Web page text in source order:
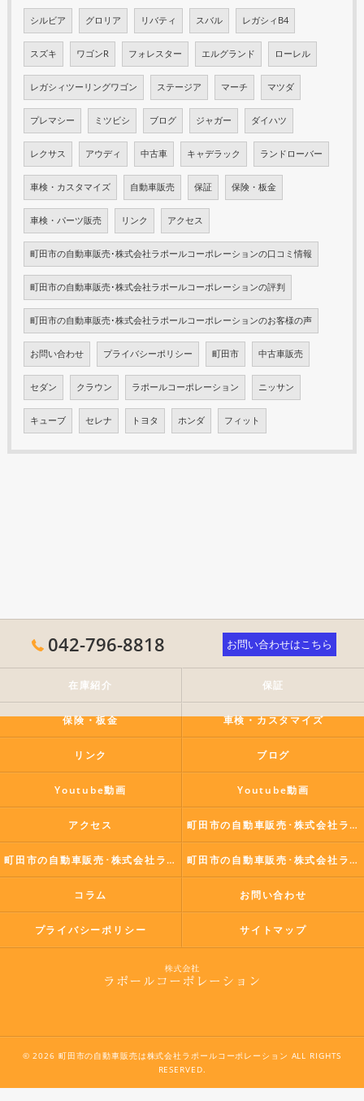
シルビア グロリア リバティ スバル レガシィB4
スズキ ワゴンR フォレスター エルグランド ローレル
レガシィツーリングワゴン ステージア マーチ マツダ
プレマシー ミツビシ ブログ ジャガー ダイハツ
レクサス アウディ 中古車 キャデラック ランドローバー
車検・カスタマイズ 自動車販売 保証 保険・板金
車検・パーツ販売 リンク アクセス
町田市の自動車販売･株式会社ラポールコーポレーションの口コミ情報
町田市の自動車販売･株式会社ラポールコーポレーションの評判
町田市の自動車販売･株式会社ラポールコーポレーションのお客様の声
お問い合わせ プライバシーポリシー 町田市 中古車販売
セダン クラウン ラポールコーポレーション ニッサン
キューブ セレナ トヨタ ホンダ フィット
042-796-8818 お問い合わせはこちら
在庫紹介 保証
保険・板金 車検・カスタマイズ
リンク ブログ
Youtube動画 Youtube動画
アクセス 町田市の自動車販売･株式会社ラポールコーポレーションの口コミ情報
町田市の自動車販売･株式会社ラポールコーポレーションの評判 町田市の自動車販売･株式会社ラポールコーポレーションのお客様の声
コラム お問い合わせ
プライバシーポリシー サイトマップ
© 2026 町田市の自動車販売は株式会社ラポールコーポレーション ALL RIGHTS
RESERVED.